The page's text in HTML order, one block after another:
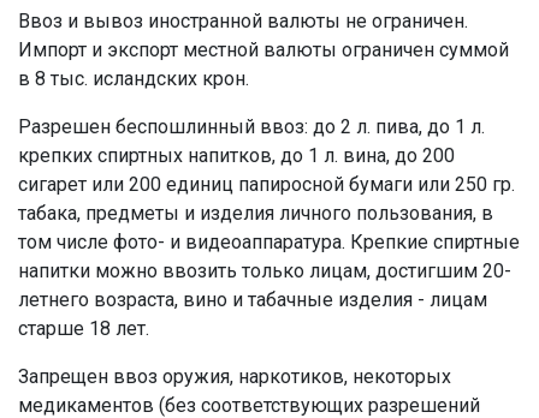
Ввоз и вывоз иностранной валюты не ограничен.
Импорт и экспорт местной валюты ограничен суммой
в 8 тыс. исландских крон.
Разрешен беспошлинный ввоз: до 2 л. пива, до 1 л.
крепких спиртных напитков, до 1 л. вина, до 200
сигарет или 200 единиц папиросной бумаги или 250 гр.
табака, предметы и изделия личного пользования, в
том числе фото- и видеоаппаратура. Крепкие спиртные
напитки можно ввозить только лицам, достигшим 20-
летнего возраста, вино и табачные изделия - лицам
старше 18 лет.
Запрещен ввоз оружия, наркотиков, некоторых
медикаментов (без соответствующих разрешений